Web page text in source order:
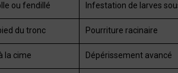
ou fendillé Infestation de larves
du tronc Pourriture racinaire
la cime Dépérissement avancé